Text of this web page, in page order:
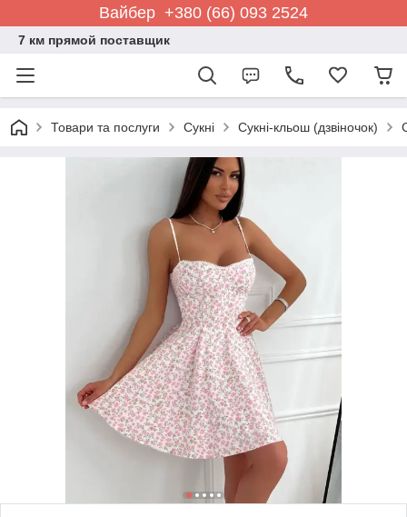
Вайбер +380 (66) 093 2524
7 км прямой поставщик
Товари та послуги Сукні Сукні-кльош (дзвіночок)